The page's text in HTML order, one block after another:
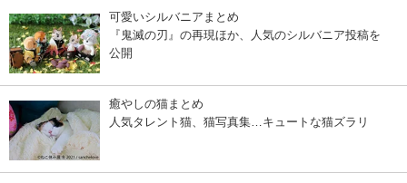
可愛いシルバニアまとめ
『鬼滅の刃』の再現ほか、人気のシルバニア投稿を
公開
癒やしの猫まとめ
人気タレント猫、猫写真集…キュートな猫ズラリ